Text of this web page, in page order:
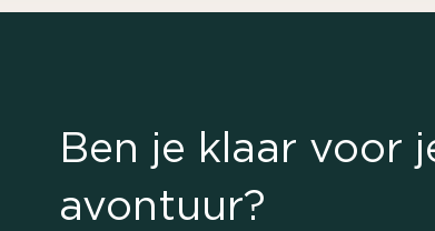
Ben je klaar voor
avontuur?